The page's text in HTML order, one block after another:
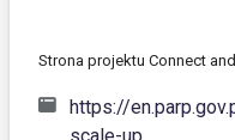
Strona projektu Connect
https://